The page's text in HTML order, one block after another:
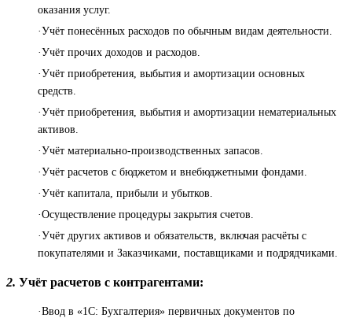
оказания услуг.
·Учёт понесённых расходов по обычным видам деятельности.
·Учёт прочих доходов и расходов.
·Учёт приобретения, выбытия и амортизации основных
средств.
·Учёт приобретения, выбытия и амортизации нематериальных
активов.
·Учёт материально-производственных запасов.
·Учёт расчетов с бюджетом и внебюджетными фондами.
·Учёт капитала, прибыли и убытков.
·Осуществление процедуры закрытия счетов.
·Учёт других активов и обязательств, включая расчёты с
покупателями и Заказчиками, поставщиками и подрядчиками.
2. Учёт расчетов с контрагентами:
·Ввод в «1С: Бухгалтерия» первичных документов по